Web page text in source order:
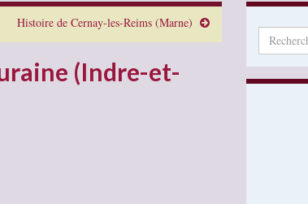
Histoire de Cernay-les-Reims (Marne)
(Indre-et-
Search for: